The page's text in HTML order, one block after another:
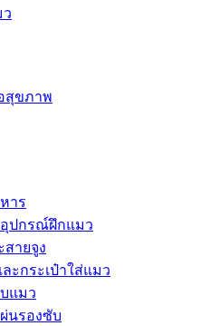
สุขภาพ
าร
ปกรณ์ฝึกแมว
ายจูง
ะกระเป๋าใส่แมว
แมว
นรองซับ